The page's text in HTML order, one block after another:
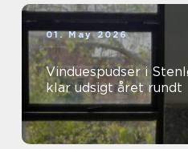
01. May 2026
Vinduespudser i
klar udsigt året rundt